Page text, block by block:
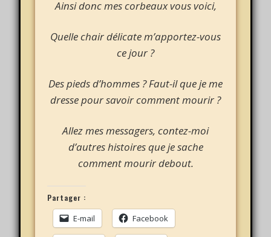
Ainsi donc mes corbeaux vous voici,
Quelle chair délicate m’apportez-vous
ce jour ?
Des pieds d’hommes ? Faut-il que je me
dresse pour savoir comment mourir ?
Allez mes messagers, contez-moi
d’autres histoires que je sache
comment mourir debout.
Partager :
E-mail Facebook